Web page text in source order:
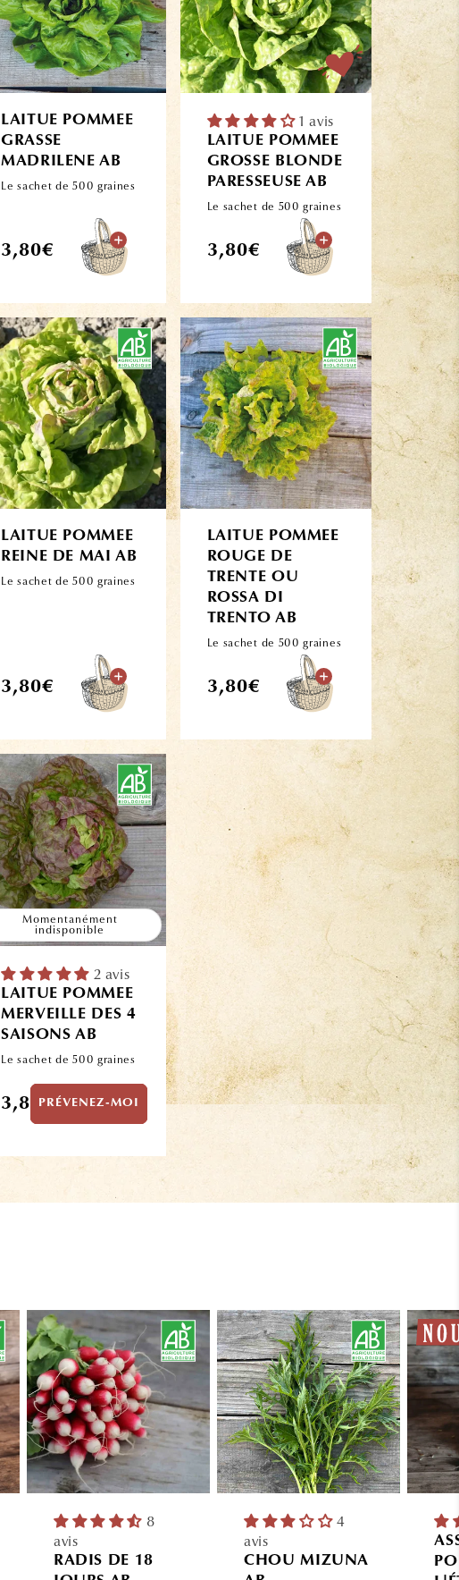
LAITUE POMMEE
GRASSE
MADRILENE AB
Le sachet de 500 graines
Prix
3,80€
1 avis
LAITUE POMMEE
GROSSE BLONDE
PARESSEUSE AB
Le sachet de 500 graines
Prix
3,80€
LAITUE POMMEE
REINE DE MAI AB
Le sachet de 500 graines
Prix
3,80€
LAITUE POMMEE
ROUGE DE
TRENTE OU
ROSSA DI
TRENTO AB
Le sachet de 500 graines
Prix
3,80€
Momentanément
indisponible
2 avis
LAITUE POMMEE
MERVEILLE DES 4
SAISONS AB
PRÉVENEZ-MOI
Le sachet de 500 graines
Prix
habituel
3,80€
8
avis
RADIS DE 18
4
avis
CHOU MIZUNA